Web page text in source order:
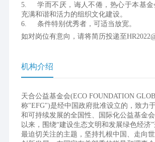
5.	学而不厌，诲人不倦，热心于本基金会的团队合作与
充满和谐和活力的组织文化建设。
6.	条件特别优秀者，可适当放宽。
如对岗位有意向，请将简历投递至
机构介绍
天合公益基金会(ECO FOUNDATION
称"EFG")是经中国政府批准设立的，致力
和可持续发展的全国性、国际化公益基金
以来，围绕“建设生态文明和发展绿色经济
最迫切关注的主题，坚持扎根中国、走向世